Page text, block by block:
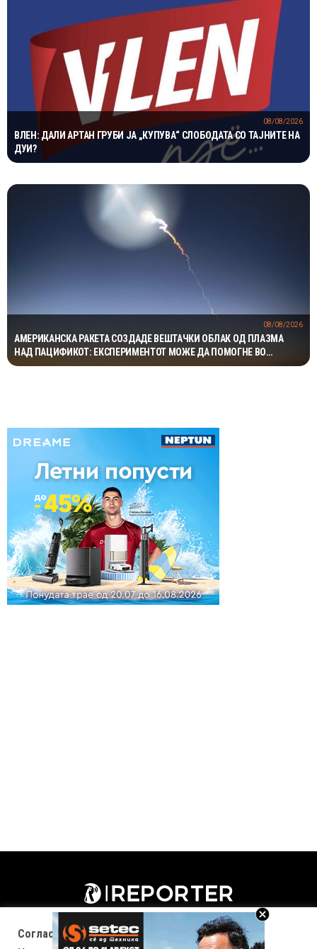
ВЛЕН: ДАЛИ АРТАН ГРУБИ ЈА „КУПУВА“ СЛОБОДАТА СО ТАЈНИТЕ НА
ДУИ?
08/08/2026
АМЕРИКАНСКА РАКЕТА СОЗДАДЕ ВЕШТАЧКИ ОБЛАК ОД ПЛАЗМА
НАД ПАЦИФИКОТ: ЕКСПЕРИМЕНТОТ МОЖЕ ДА ПОМОГНЕ ВО
ЗАШТИТАТА НА САТЕЛИТИТЕ
08/08/2026
Согласност за колачиња (cookies)